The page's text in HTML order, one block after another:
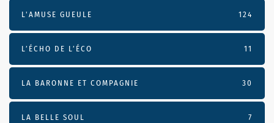
L'AMUSE GUEULE 124
L’ÉCHO DE L’ÉCO 11
LA BARONNE ET COMPAGNIE 30
LA BELLE SOUL 7